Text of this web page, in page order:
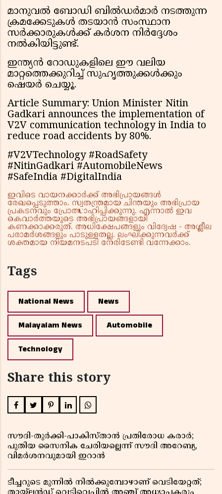
മാനുവൽ ബോഡി ബിൽഡർമാർ നടത്തുന്ന
ക്രമക്കേടുകൾ തടയാൻ സംസ്ഥാന
സർക്കാരുകൾക്ക് കർശന നിർദ്ദേശം
നൽകിയിട്ടുണ്ട്.
ഇന്ത്യൻ റോഡുകളിലെ ഈ വലിയ
മാറ്റത്തെക്കുറിച്ച് സുഹൃത്തുക്കൾക്കും
ഷെയർ ചെയ്യൂ.
Article Summary: Union Minister Nitin
Gadkari announces the implementation of
V2V communication technology in India to
reduce road accidents by 80%.
#V2VTechnology #RoadSafety
#NitinGadkari #AutomobileNews
#SafeIndia #DigitalIndia
ഇവിടെ വായനക്കാർക്ക് അഭിപ്രായങ്ങൾ
രേഖപ്പെടുത്താം. സ്വതന്ത്രമായ ചിന്തയും അഭിപ്രായ
പ്രകടനവും പ്രോത്സാഹിപ്പിക്കുന്നു. എന്നാൽ ഇവ
കെവാർത്തയുടെ അഭിപ്രായങ്ങളായി
കണക്കാക്കരുത്. അധിക്ഷേപങ്ങളും വിദ്വേഷ - അശ്ലീല
പരാമർശങ്ങളും പാടുള്ളതല്ല. ലംഘിക്കുന്നവർക്ക്
ശക്തമായ നിയമനടപടി നേരിടേണ്ടി വന്നേക്കാം.
Tags
National News News
Malayalam News Automobile
Technology
Share this story
സൗദി-തുർക്കി-പാകിസ്താൻ പ്രതിരോധ കരാർ;
പുതിയ സൈനിക ചേരിയല്ലെന്ന് സൗദി അറേബ്യ,
വിമർശനവുമായി ഇറാൻ
ടീച്ചറുടെ മുന്നിൽ നിൽക്കുമ്പോഴാണ് വെടിയേറ്റത്;